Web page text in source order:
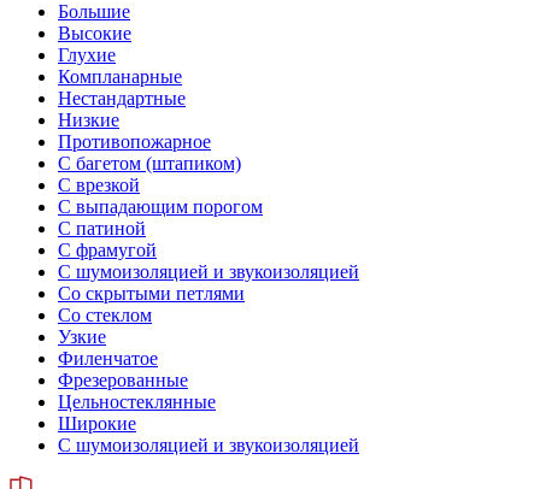
Большие
Высокие
Глухие
Компланарные
Нестандартные
Низкие
Противопожарное
С багетом (штапиком)
С врезкой
С выпадающим порогом
С патиной
С фрамугой
С шумоизоляцией и звукоизоляцией
Со скрытыми петлями
Со стеклом
Узкие
Филенчатое
Фрезерованные
Цельностеклянные
Широкие
С шумоизоляцией и звукоизоляцией